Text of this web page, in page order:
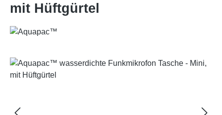
mit Hüftgürtel
Bildergalerie überspringen